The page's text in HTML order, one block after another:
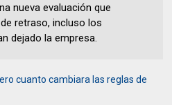
nueva evaluación que
retraso, incluso los
dejado la empresa.
cuanto cambiara las reglas de